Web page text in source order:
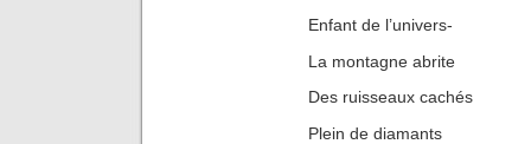
Enfant de l’univers-
La montagne abrite
Des ruisseaux cachés
Plein de diamants